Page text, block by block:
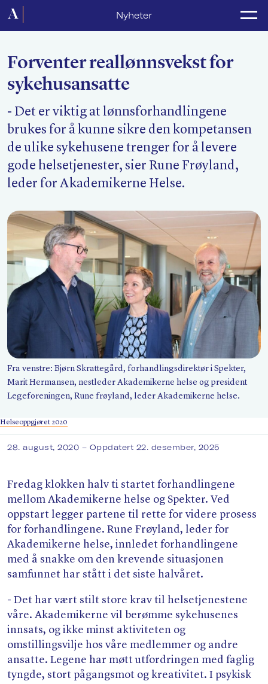
Nyheter
Forside
Lønnsoppgjør
Medlemsforeninger
Kurs og konferanser
For media
Akademikerne Pluss
Om Akademikerne
Søk
Forventer reallønnsvekst for
sykehusansatte
- Det er viktig at lønnsforhandlingene
brukes for å kunne sikre den kompetansen
de ulike sykehusene trenger for å levere
gode helsetjenester, sier Rune Frøyland,
leder for Akademikerne Helse.
Fra venstre: Bjørn Skrattegård, forhandlingsdirektør i Spekter,
Marit Hermansen, nestleder Akademikerne helse og president
Legeforeningen, Rune frøyland, leder Akademikerne helse.
Helseoppgjøret 2020
28. august, 2020 – Oppdatert 22. desember, 2025
Fredag klokken halv ti startet forhandlingene
mellom Akademikerne helse og Spekter. Ved
oppstart legger partene til rette for videre prosess
for forhandlingene. Rune Frøyland, leder for
Akademikerne helse, innledet forhandlingene
med å snakke om den krevende situasjonen
samfunnet har stått i det siste halvåret.
- Det har vært stilt store krav til helsetjenestene
våre. Akademikerne vil berømme sykehusenes
innsats, og ikke minst aktiviteten og
omstillingsvilje hos våre medlemmer og andre
ansatte. Legene har møtt utfordringen med faglig
tyngde, stort pågangsmot og kreativitet. I psykisk